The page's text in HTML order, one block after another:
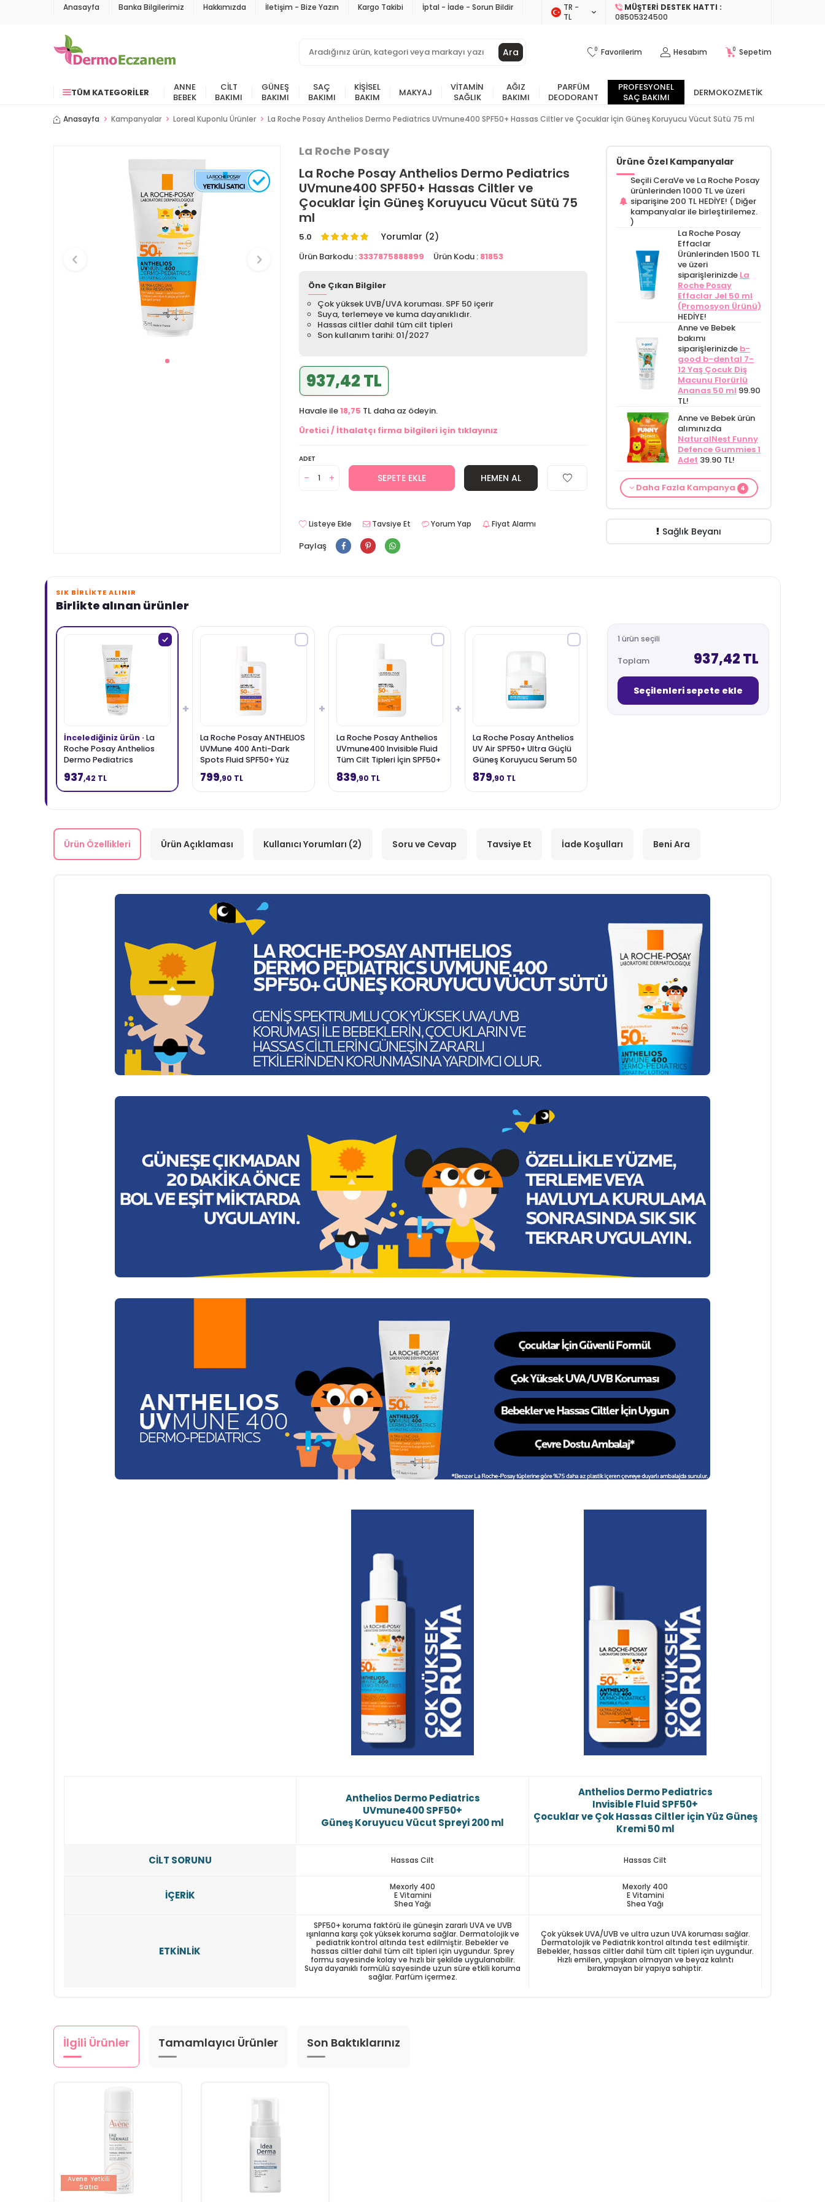
Anasayfa Banka Bilgilerimiz Hakkımızda İletişim - Bize Yazın Kargo Takibi İptal - İade - Sorun Bildir
TR −
TL
MÜŞTERI DESTEK HATTI :
08505324500
Ara 0 Favorilerim Hesabım 0 Sepetim
TÜM KATEGORILER
ANNE
BEBEK
CILT
BAKIMI
GÜNEŞ
BAKIMI
SAÇ
BAKIMI
KIŞISEL
BAKIM
MAKYAJ
VITAMIN
SAĞLIK
AĞIZ
BAKIMI
PARFÜM
DEODORANT
PROFESYONEL
SAÇ BAKIMI
DERMOKOZMETIK
Anasayfa Kampanyalar Loreal Kuponlu Ürünler La Roche Posay Anthelios Dermo Pediatrics UVmune400 SPF50+ Hassas Ciltler ve Çocuklar İçin Güneş Koruyucu Vücut Sütü 75 ml
La Roche Posay
La Roche Posay Anthelios Dermo Pediatrics
UVmune400 SPF50+ Hassas Ciltler ve
Çocuklar İçin Güneş Koruyucu Vücut Sütü 75
ml
5.0 Yorumlar (2)
Ürün Barkodu :3337875888899 Ürün Kodu : 81853
Öne Çıkan Bilgiler
Çok yüksek UVB/UVA koruması. SPF 50 içerir
Suya, terlemeye ve kuma dayanıklıdır.
Hassas ciltler dahil tüm cilt tipleri
Son kullanım tarihi: 01/2027
937,42 TL
Havale ile18,75 TL daha az ödeyin.
Üretici / İthalatçı firma bilgileri için tıklayınız
ADET
SEPETE EKLE HEMEN AL
Listeye Ekle Tavsiye Et Yorum Yap Fiyat Alarmı
Paylaş
Ürüne Özel Kampanyalar
Seçili CeraVe ve La Roche Posay
ürünlerinden 1000 TL ve üzeri
siparişine 200 TL HEDİYE! ( Diğer
kampanyalar ile birleştirilemez.
)
La Roche Posay
Effaclar
Ürünlerinden 1500 TL
ve üzeri
siparişlerinizde La
Roche Posay
Effaclar Jel 50 ml
(Promosyon Ürünü)
HEDİYE!
Anne ve Bebek
bakımı
siparişlerinizde b-
good b-dental 7-
12 Yaş Çocuk Diş
Macunu Florürlü
Ananas 50 ml 99.90
TL!
Anne ve Bebek ürün
alımınızda
NaturalNest Funny
Defence Gummies 1
Adet 39.90 TL!
Anne ve Bebek ürün
alımınızda
From Natura
Kadınlar İçin
Terleme Karşıtı
FİYAT!188.55 TL!
Alls Biocosmetics
Organik Anti
Stretch Mark
ml ÖZEL FİYAT
399.90 TL!
Anne ve Bebek bakımı
siparişlerinizdeCARINE
Daha Fazla Kampanya 4
Sağlık Beyanı
SIK BIRLIKTE ALINIR
Birlikte alınan ürünler
İncelediğiniz ürün · La
Roche Posay Anthelios
Dermo Pediatrics
UVmune400 SPF50+
Hassas Ciltler ve Çocuklar
İçin Güneş Koruyucu Vücut
937,42 TL
+
La Roche Posay ANTHELIOS
UVMune 400 Anti-Dark
Spots Fluid SPF50+ Yüz
Güneş Kremi 50 ml
799,90 TL
+
La Roche Posay Anthelios
UVmune400 Invisible Fluid
Tüm Cilt Tipleri İçin SPF50+
Yüz Güneş Kremi 50 ml
839,90 TL
+
La Roche Posay Anthelios
UV Air SPF50+ Ultra Güçlü
Güneş Koruyucu Serum 50
ml
879,90 TL
1 ürün seçili
Toplam 937,42 TL
Seçilenleri sepete ekle
Ürün Özellikleri Ürün Açıklaması Kullanıcı Yorumları (2) Soru ve Cevap Tavsiye Et İade Koşulları Beni Ara
Anthelios Dermo Pediatrics
UVmune400 SPF50+
Güneş Koruyucu Vücut Spreyi 200 ml
Anthelios Dermo Pediatrics
Invisible Fluid SPF50+
Çocuklar ve Çok Hassas Ciltler için Yüz Güneş
Kremi 50 ml
CİLT SORUNU Hassas Cilt Hassas Cilt
İÇERİK
Mexorly 400
E Vitamini
Shea Yağı
Mexorly 400
E Vitamini
Shea Yağı
ETKİNLİK
SPF50+ koruma faktörü ile güneşin zararlı UVA ve UVB
ışınlarına karşı çok yüksek koruma sağlar. Dermatolojik ve
pediatrik kontrol altında test edilmiştir. Bebekler ve
hassas ciltler dahil tüm cilt tipleri için uygundur. Sprey
formu sayesinde kolay ve hızlı bir şekilde uygulanabilir.
Suya dayanıklı formülü sayesinde uzun süre etkili koruma
sağlar. Parfüm içermez.
Çok yüksek UVA/UVB ve ultra uzun UVA koruması sağlar.
Dermatolojik ve Pediatrik kontrol altında test edilmiştir.
Bebekler, hassas ciltler dahil tüm cilt tipleri için uygundur.
Hızlı emilen, yapışkan olmayan ve beyaz kalıntı
bırakmayan bir yapıya sahiptir.
İlgili Ürünler Tamamlayıcı Ürünler Son Baktıklarınız
Avene Yetkili
Satıcı